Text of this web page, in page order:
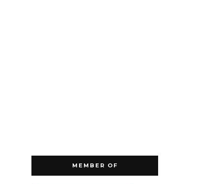
MEMBER OF